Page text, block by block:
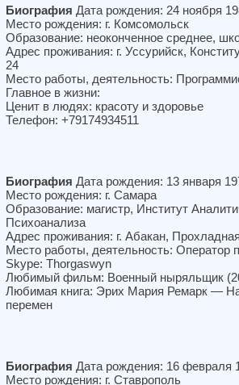
Биография Дата рождения: 24 ноября
Место рождения: г. Комсомольск
Образование: неоконченное среднее,
Адрес проживания: г. Уссурийск,
24
Место работы, деятельность:
Главное в жизни:
Ценит в людях: красоту и здоровье
Телефон: +79174934511
Биография Дата рождения: 13 января
Место рождения: г. Самара
Образование: магистр, Институт
Психоанализа
Адрес проживания: г. Абакан,
Место работы, деятельность: Оператор
Skype: Thorgaswyn
Любимый фильм: Военный ныряльщик
Любимая книга: Эрих Мария Ремарк —
перемен
Биография Дата рождения: 16 февраля
Место рождения: г. Ставрополь